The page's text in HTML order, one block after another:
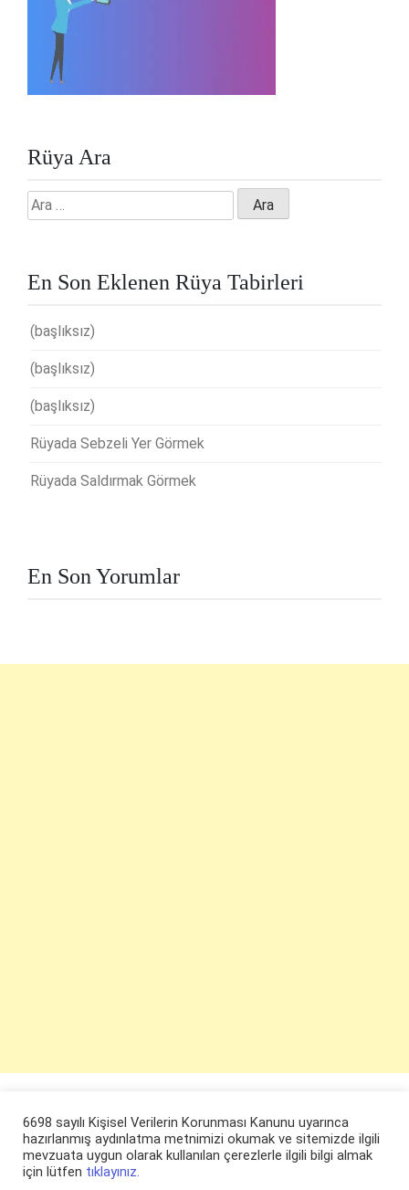
Rüya Ara
Arama:
En Son Eklenen Rüya Tabirleri
(başlıksız)
(başlıksız)
(başlıksız)
Rüyada Sebzeli Yer Görmek
Rüyada Saldırmak Görmek
En Son Yorumlar
6698 sayılı Kişisel Verilerin Korunması Kanunu uyarınca
hazırlanmış aydınlatma metnimizi okumak ve sitemizde ilgili
mevzuata uygun olarak kullanılan çerezlerle ilgili bilgi almak
için lütfen tıklayınız.